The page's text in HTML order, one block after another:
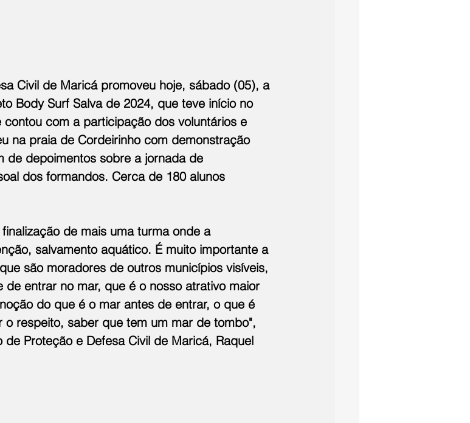
Civil de Maricá promoveu hoje, sábado (05), a
Body Surf Salva de 2024, que teve início no
com a participação dos voluntários e
na praia de Cordeirinho com demonstração
de depoimentos sobre a jornada de
dos formandos. Cerca de 180 alunos
de mais uma turma onde a
salvamento aquático. É muito importante a
são moradores de outros municípios visíveis,
entrar no mar, que é o nosso atrativo maior
do que é o mar antes de entrar, o que é
respeito, saber que tem um mar de tombo",
Proteção e Defesa Civil de Maricá, Raquel